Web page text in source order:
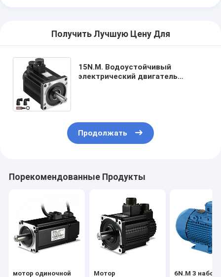
Получить Лучшую Цену Для
15N.M. Водоустойчивый
электрический двигатель
Продолжать
Порекомендованные Продукты
мотор одиночной Мотор 6N.M 3 набор